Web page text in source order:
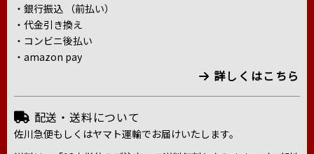
・銀行振込 （前払い）
・代金引き換え
・コンビニ後払い
・amazon pay
詳しくはこちら
配送・送料について
佐川急便もしくはヤマト運輸でお届けいたします。